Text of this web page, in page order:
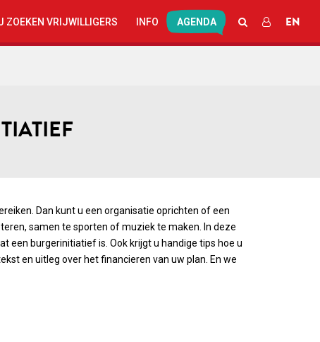
ZOEKENINLOGGEN
EN
ZOEKEN VRIJWILLIGERS INFO AGENDA
Dan kunt u een organisatie oprichten of een
samen te sporten of muziek te maken. In deze
een burgerinitiatief is. Ook krijgt u handige tips hoe u
en uitleg over het financieren van uw plan. En we